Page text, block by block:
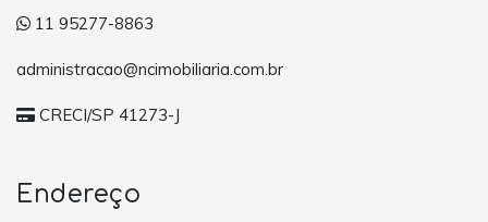
11 95277-8863
administracao@ncimobiliaria.com.br
CRECI/SP 41273-J
Endereço